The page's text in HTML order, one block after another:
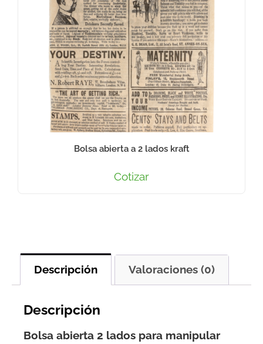
Bolsa abierta a 2 lados kraft
Cotizar
Descripción Valoraciones (0)
Descripción
Bolsa abierta 2 lados para manipular